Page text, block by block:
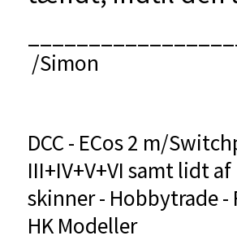
/Simon
DCC - ECos 2 m/
III+IV+V+VI samt lidt
skinner - Hobbytrade -
HK Modeller